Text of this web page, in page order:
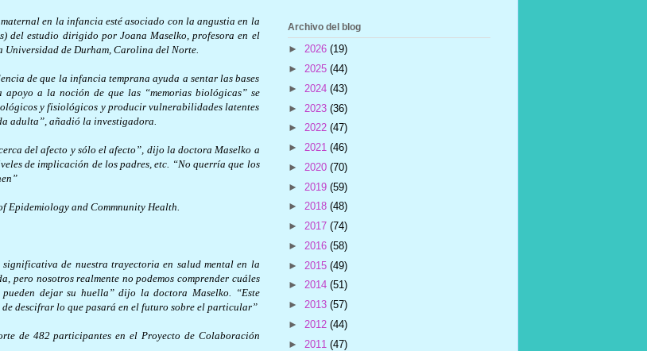
en la infancia esté asociado con la angustia en la
del estudio dirigido por Joana Maselko, profesora en el
de Durham, Carolina del Norte.
de que la infancia temprana ayuda a sentar las bases
a la noción de que las “memorias biológicas” se
y fisiológicos y producir vulnerabilidades latentes
adulta”, añadió la investigadora.
del afecto y sólo el afecto”, dijo la doctora Maselko a
de implicación de los padres, etc. “No querría que los
Epidemiology and Commnunity Health.
significativa de nuestra trayectoria en salud mental en la
pero nosotros realmente no podemos comprender cuáles
pueden dejar su huella” dijo la doctora Maselko. “Este
descifrar lo que pasará en el futuro sobre el particular”
de 482 participantes en el Proyecto de Colaboración
Archivo del blog
► 2026 (19)
► 2025 (44)
► 2024 (43)
► 2023 (36)
► 2022 (47)
► 2021 (46)
► 2020 (70)
► 2019 (59)
► 2018 (48)
► 2017 (74)
► 2016 (58)
► 2015 (49)
► 2014 (51)
► 2013 (57)
► 2012 (44)
► 2011 (47)